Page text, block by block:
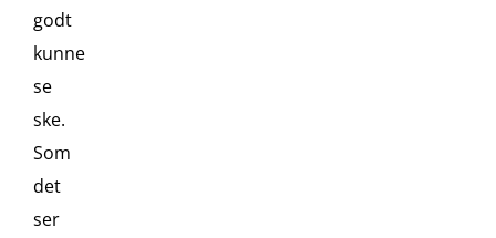
godt
kunne
se
ske.
Som
det
ser